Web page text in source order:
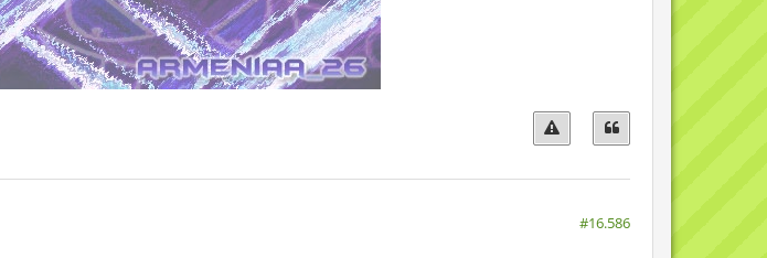
#16.586